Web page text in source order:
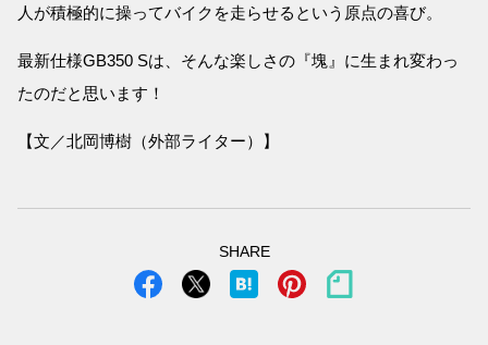
人が積極的に操ってバイクを走らせるという原点の喜び。
最新仕様GB350 Sは、そんな楽しさの『塊』に生まれ変わっ
たのだと思います！
【文／北岡博樹（外部ライター）】
SHARE